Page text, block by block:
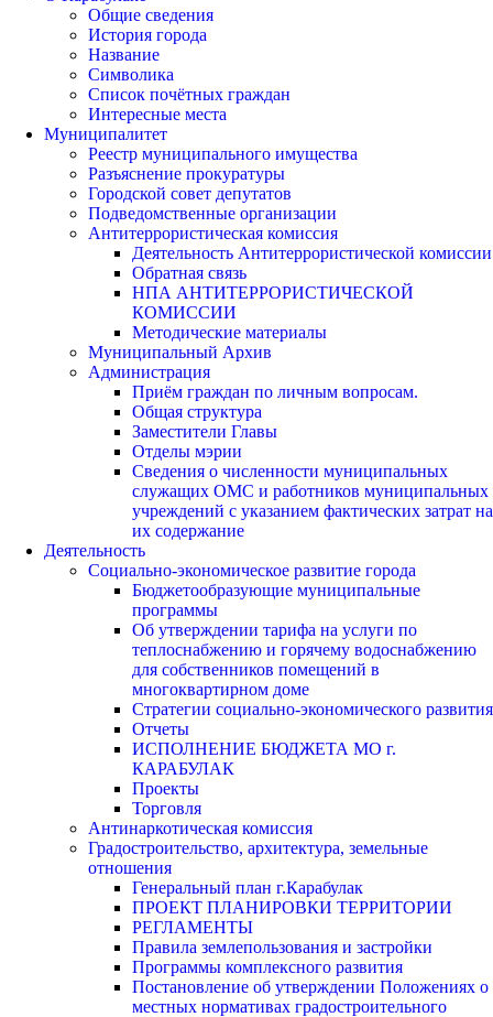
Общие сведения
История города
Название
Символика
Список почётных граждан
Интересные места
Муниципалитет
Реестр муниципального имущества
Разъяснение прокуратуры
Городской совет депутатов
Подведомственные организации
Антитеррористическая комиссия
Деятельность Антитеррористической комиссии
Обратная связь
НПА АНТИТЕРРОРИСТИЧЕСКОЙ
КОМИССИИ
Методические материалы
Муниципальный Архив
Администрация
Приём граждан по личным вопросам.
Общая структура
Заместители Главы
Отделы мэрии
Сведения о численности муниципальных
служащих ОМС и работников муниципальных
учреждений с указанием фактических затрат на
их содержание
Деятельность
Социально-экономическое развитие города
Бюджетообразующие муниципальные
программы
Об утверждении тарифа на услуги по
теплоснабжению и горячему водоснабжению
для собственников помещений в
многоквартирном доме
Стратегии социально-экономического развития
Отчеты
ИСПОЛНЕНИЕ БЮДЖЕТА МО г.
КАРАБУЛАК
Проекты
Торговля
Антинаркотическая комиссия
Градостроительство, архитектура, земельные
отношения
Генеральный план г.Карабулак
ПРОЕКТ ПЛАНИРОВКИ ТЕРРИТОРИИ
РЕГЛАМЕНТЫ
Правила землепользования и застройки
Программы комплексного развития
Постановление об утверждении Положениях о
местных нормативах градостроительного